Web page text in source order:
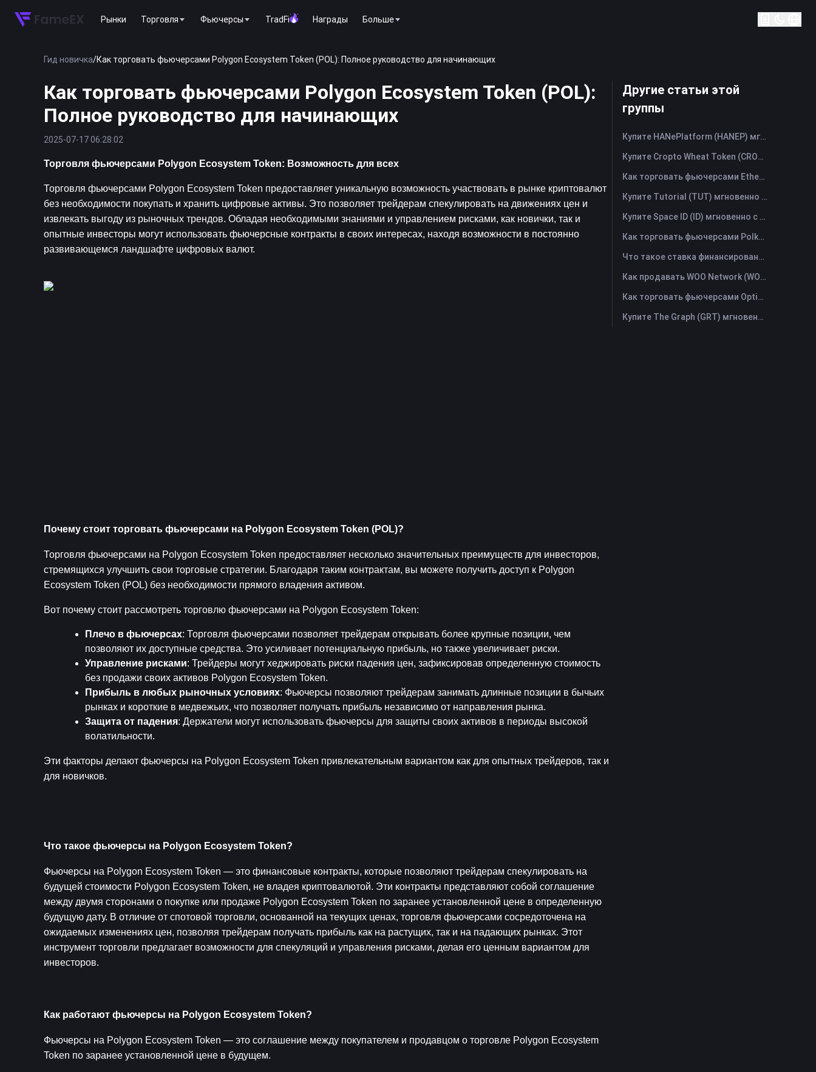
Рынки Торговля Фьючерсы TradFi Награды Больше
Гид новичка/Как торговать фьючерсами Polygon Ecosystem Token (POL): Полное руководство для начинающих
Как торговать фьючерсами Polygon Ecosystem Token (POL):
Полное руководство для начинающих
2025-07-17 06:28:02
Торговля фьючерсами Polygon Ecosystem Token: Возможность для всех
Торговля фьючерсами Polygon Ecosystem Token предоставляет уникальную возможность участвовать в рынке криптовалют
без необходимости покупать и хранить цифровые активы. Это позволяет трейдерам спекулировать на движениях цен и
извлекать выгоду из рыночных трендов. Обладая необходимыми знаниями и управлением рисками, как новички, так и
опытные инвесторы могут использовать фьючерсные контракты в своих интересах, находя возможности в постоянно
развивающемся ландшафте цифровых валют.
Почему стоит торговать фьючерсами на Polygon Ecosystem Token (POL)?
Торговля фьючерсами на Polygon Ecosystem Token предоставляет несколько значительных преимуществ для инвесторов,
стремящихся улучшить свои торговые стратегии. Благодаря таким контрактам, вы можете получить доступ к Polygon
Ecosystem Token (POL) без необходимости прямого владения активом.
Вот почему стоит рассмотреть торговлю фьючерсами на Polygon Ecosystem Token:
Плечо в фьючерсах: Торговля фьючерсами позволяет трейдерам открывать более крупные позиции, чем
позволяют их доступные средства. Это усиливает потенциальную прибыль, но также увеличивает риски.
Управление рисками: Трейдеры могут хеджировать риски падения цен, зафиксировав определенную стоимость
без продажи своих активов Polygon Ecosystem Token.
Прибыль в любых рыночных условиях: Фьючерсы позволяют трейдерам занимать длинные позиции в бычьих
рынках и короткие в медвежьих, что позволяет получать прибыль независимо от направления рынка.
Защита от падения: Держатели могут использовать фьючерсы для защиты своих активов в периоды высокой
волатильности.
Эти факторы делают фьючерсы на Polygon Ecosystem Token привлекательным вариантом как для опытных трейдеров, так и
для новичков.
Что такое фьючерсы на Polygon Ecosystem Token?
Фьючерсы на Polygon Ecosystem Token — это финансовые контракты, которые позволяют трейдерам спекулировать на
будущей стоимости Polygon Ecosystem Token, не владея криптовалютой. Эти контракты представляют собой соглашение
между двумя сторонами о покупке или продаже Polygon Ecosystem Token по заранее установленной цене в определенную
будущую дату. В отличие от спотовой торговли, основанной на текущих ценах, торговля фьючерсами сосредоточена на
ожидаемых изменениях цен, позволяя трейдерам получать прибыль как на растущих, так и на падающих рынках. Этот
инструмент торговли предлагает возможности для спекуляций и управления рисками, делая его ценным вариантом для
инвесторов.
Как работают фьючерсы на Polygon Ecosystem Token?
Фьючерсы на Polygon Ecosystem Token — это соглашение между покупателем и продавцом о торговле Polygon Ecosystem
Token по заранее установленной цене в будущем.
Другие статьи этой
группы
Купите HANePlatform (HANEP) мгновенно с помощью кредитной или дебетовой карты
Купите Cropto Wheat Token (CROW) мгновенно с помощью кредитной или дебетовой карты
Как торговать фьючерсами Ethena (ENA): Полное руководство для начинающих
Купите Tutorial (TUT) мгновенно с помощью кредитной или дебетовой карты
Купите Space ID (ID) мгновенно с помощью кредитной или дебетовой карты
Как торговать фьючерсами Polkadot (DOT): Полное руководство для начинающих
Что такое ставка финансирования? Понимание рыночных сигналов и распространённых злоупотреблений
Как продавать WOO Network (WOO)? | FameEX
Как торговать фьючерсами Optimism (OP): Полное руководство для начинающих
Купите The Graph (GRT) мгновенно с помощью кредитной или дебетовой карты